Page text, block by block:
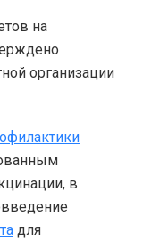
на
организации
в
для